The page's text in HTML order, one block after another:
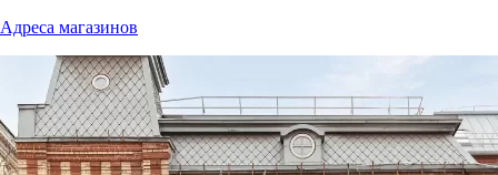
Адреса магазинов